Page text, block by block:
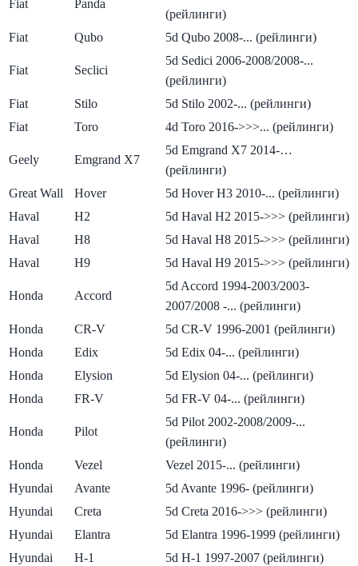
Fiat Panda
(рейлинги)
Fiat
Qubo 5d Qubo 2008-... (рейлинги)
Fiat Seclici
5d Sedici 2006-2008/2008-...
(рейлинги)
Fiat
Stilo
5d Stilo 2002-... (рейлинги)
Fiat
Toro 4d Toro 2016->>>... (рейлинги)
Geely Emgrand X7
5d Emgrand X7 2014-…
(рейлинги)
Great Wall
Hover
5d Hover H3 2010-... (рейлинги)
Haval
H2
5d Haval H2 2015->>> (рейлинги)
Haval
H8
5d Haval H8 2015->>> (рейлинги)
Haval
H9 5d Haval H9 2015->>> (рейлинги)
Honda Accord
5d Accord 1994-2003/2003-
2007/2008 -... (рейлинги)
Honda
CR-V
5d CR-V 1996-2001 (рейлинги)
Honda
Edix
5d Edix 04-... (рейлинги)
Honda
Elysion
5d Elysion 04-... (рейлинги)
Honda
FR-V 5d FR-V 04-... (рейлинги)
Honda Pilot
5d Pilot 2002-2008/2009-...
(рейлинги)
Honda
Vezel
Vezel 2015-... (рейлинги)
Hyundai
Avante
5d Avante 1996- (рейлинги)
Hyundai
Creta
5d Creta 2016->>> (рейлинги)
Hyundai
Elantra
5d Elantra 1996-1999 (рейлинги)
Hyundai
H-1
5d H-1 1997-2007 (рейлинги)